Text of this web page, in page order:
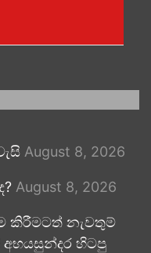
August 8, 2026
August 8, 2026
කිරීමටත් නැවතුම්
හිටපු